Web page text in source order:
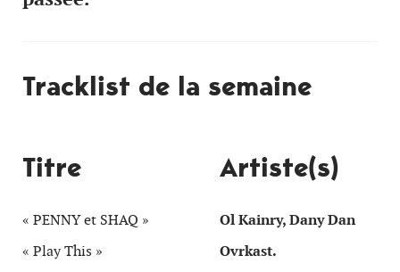
Tracklist de la semaine
Titre Artiste(s)
« PENNY et SHAQ »
Ol Kainry, Dany Dan
« Play This »
Ovrkast.